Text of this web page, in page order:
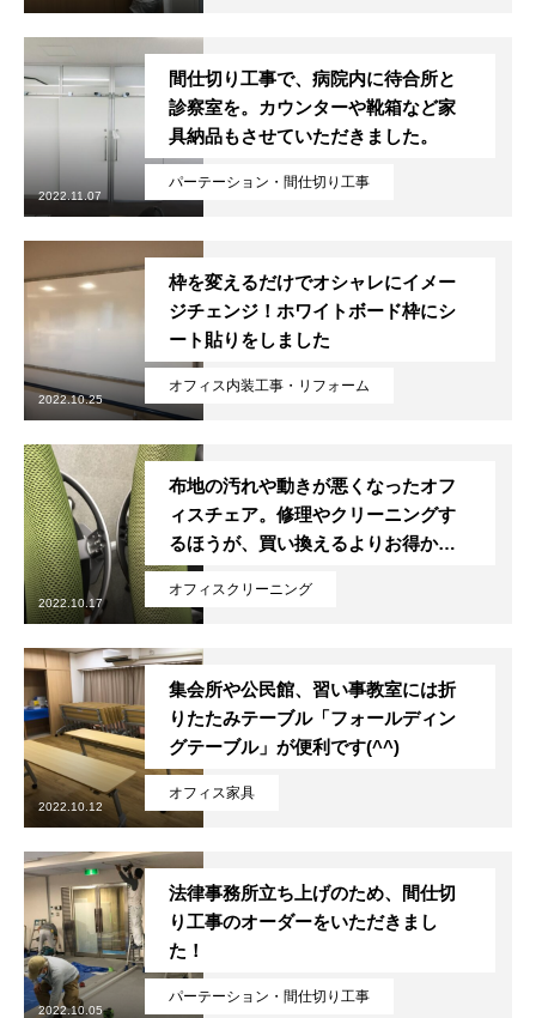
パーテーション・間仕切り工事
間仕切り工事で、病院内に待合所と
診察室を。カウンターや靴箱など家
具納品もさせていただきました。
2022.11.07
オフィス内装工事・リフォーム
枠を変えるだけでオシャレにイメー
ジチェンジ！ホワイトボード枠にシ
ート貼りをしました
2022.10.25
オフィスクリーニング
布地の汚れや動きが悪くなったオフ
ィスチェア。修理やクリーニングす
るほうが、買い換えるよりお得か
も？
2022.10.17
オフィス家具
集会所や公民館、習い事教室には折
りたたみテーブル「フォールディン
グテーブル」が便利です(^^)
2022.10.12
パーテーション・間仕切り工事
法律事務所立ち上げのため、間仕切
り工事のオーダーをいただきまし
た！
2022.10.05